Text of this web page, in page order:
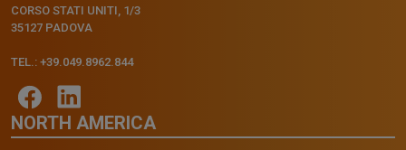
CORSO STATI UNITI, 1/3
35127 PADOVA
TEL.: +39.049.8962.844
NORTH AMERICA